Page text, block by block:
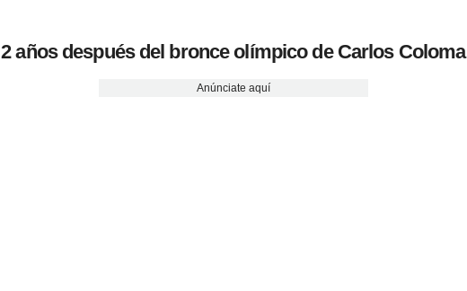
2 años después del bronce olímpico de Carlos Coloma
Anúnciate aquí